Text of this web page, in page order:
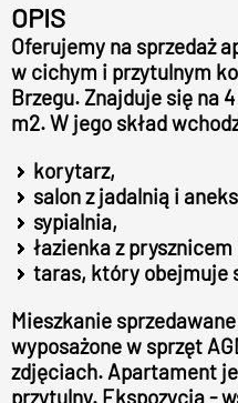
OPIS
Oferujemy na sprzedaż
w cichym i przytulnym
Brzegu. Znajduje się na
m2. W jego skład
korytarz,
salon z jadalnią i
sypialnia,
łazienka z
taras, który obejmuje
Mieszkanie
wyposażone w sprzęt
zdjęciach. Apartament
przytulny. Ekspozycja -